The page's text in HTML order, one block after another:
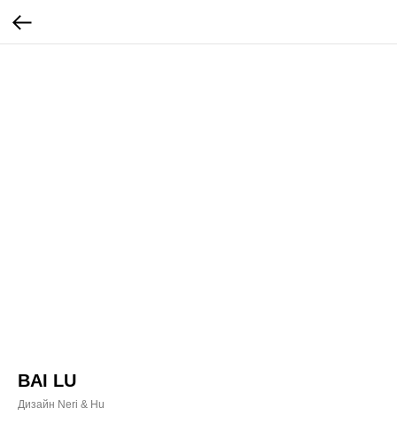
BAI LU
Дизайн Neri & Hu